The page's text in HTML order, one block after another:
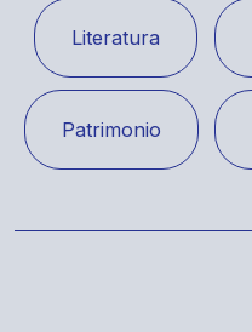
Literatura
Patrimonio